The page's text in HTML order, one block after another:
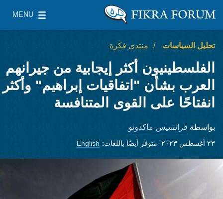
معهد واشنطن لسياسات الشرق الأدنى
MENU
Main Menu
تحليل السياسات منتدى فكرة
الفلسطينيون أكثر إيجابية من جيرانهم
العرب بشأن "اتفاقيات إبراهيم" وأكثر
انفتاحًا على القوى المتنافسة
بواسطة فرانسيس ماكدونو
٢٣ أغسطس ٢٠٢٣ متوفر أيضًا باللغات: English